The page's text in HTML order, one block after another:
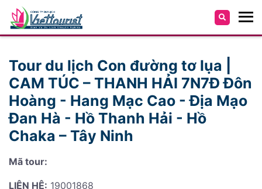
Tour du lịch Con đường tơ lụa |
CAM TÚC – THANH HẢI 7N7Đ Đôn
Hoàng - Hang Mạc Cao - Địa Mạo
Đan Hà - Hồ Thanh Hải - Hồ
Chaka – Tây Ninh
Mã tour:
LIÊN HỆ: 19001868